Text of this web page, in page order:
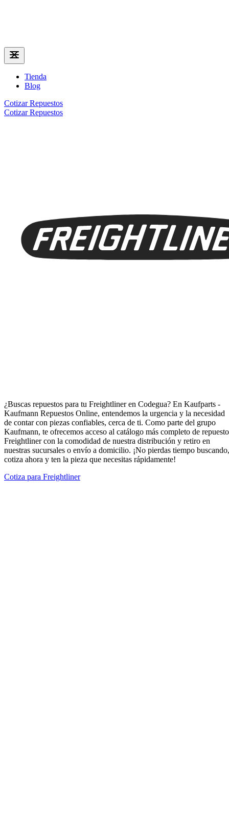
Tienda
Blog
Cotizar Repuestos
Cotizar Repuestos
¿Buscas repuestos para tu Freightliner en Codegua? En Kaufparts -
Kaufmann Repuestos Online, entendemos la urgencia y la necesidad
de contar con piezas confiables, cerca de ti. Como parte del grupo
Kaufmann, te ofrecemos acceso al catálogo más completo de
Freightliner con la comodidad de nuestra distribución y retiro en
nuestras sucursales o envío a domicilio. ¡No pierdas tiempo buscando,
cotiza ahora y ten la pieza que necesitas rápidamente!
Cotiza para Freightliner